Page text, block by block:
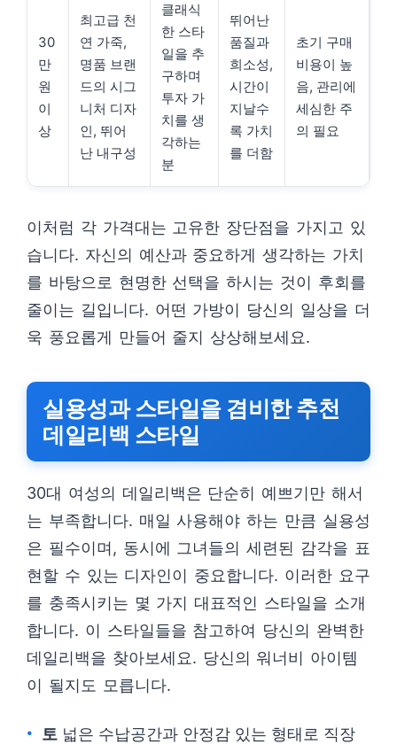
30
만
원
이
상
최고급 천
연 가죽,
명품 브랜
드의 시그
니처 디자
인, 뛰어
난 내구성
클래식
한 스타
일을 추
구하며
투자 가
치를 생
각하는
분
뛰어난
품질과
희소성,
시간이
지날수
록 가치
를 더함
초기 구매
비용이 높
음, 관리에
세심한 주
의 필요
이처럼 각 가격대는 고유한 장단점을 가지고 있
습니다. 자신의 예산과 중요하게 생각하는 가치
를 바탕으로 현명한 선택을 하시는 것이 후회를
줄이는 길입니다. 어떤 가방이 당신의 일상을 더
욱 풍요롭게 만들어 줄지 상상해보세요.
실용성과 스타일을 겸비한 추천
데일리백 스타일
30대 여성의 데일리백은 단순히 예쁘기만 해서
는 부족합니다. 매일 사용해야 하는 만큼 실용성
은 필수이며, 동시에 그녀들의 세련된 감각을 표
현할 수 있는 디자인이 중요합니다. 이러한 요구
를 충족시키는 몇 가지 대표적인 스타일을 소개
합니다. 이 스타일들을 참고하여 당신의 완벽한
데일리백을 찾아보세요. 당신의 워너비 아이템
이 될지도 모릅니다.
토 넓은 수납공간과 안정감 있는 형태로 직장